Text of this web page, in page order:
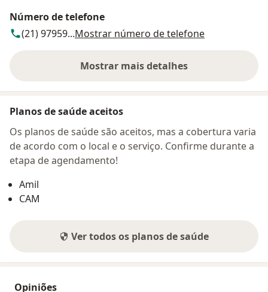
Número de telefone
(21) 97959...Mostrar número de telefone
Mostrar mais detalhes
sobre o endereço
Planos de saúde aceitos
Os planos de saúde são aceitos, mas a cobertura varia
de acordo com o local e o serviço. Confirme durante a
etapa de agendamento!
Amil
CAM
Ver todos os planos de saúde
Opiniões